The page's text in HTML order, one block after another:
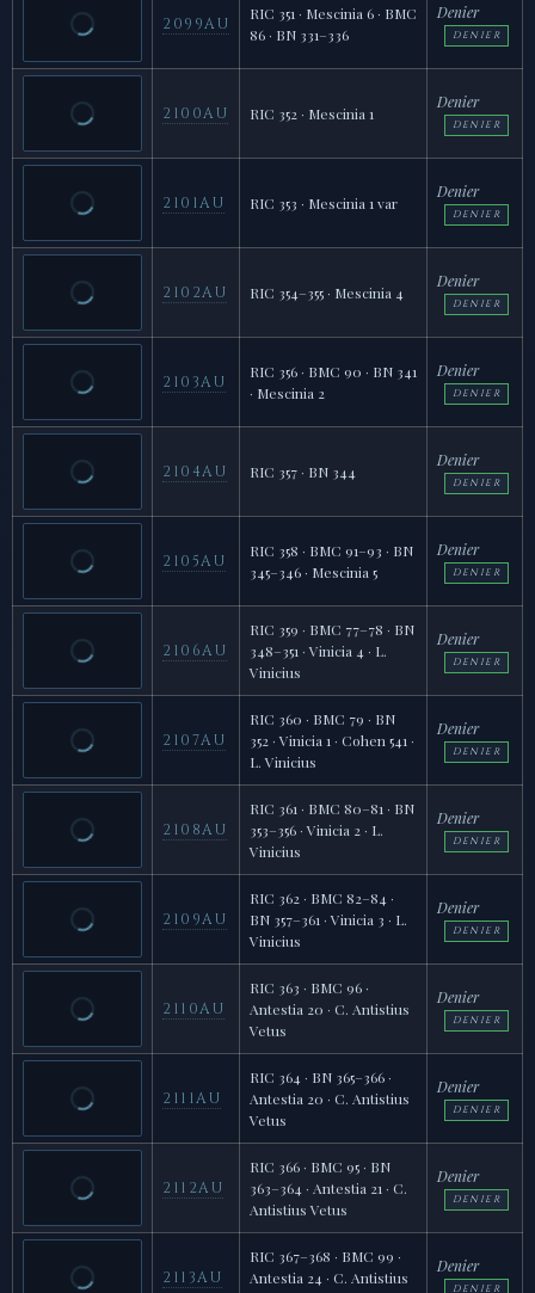
2099AU
RIC 351 · Mescinia 6 · BMC
86 · BN 331–336
Denier
DENIER
2100AU RIC 352 · Mescinia 1
Denier
DENIER
2101AU RIC 353 · Mescinia 1 var
Denier
DENIER
2102AU RIC 354–355 · Mescinia 4
Denier
DENIER
2103AU
RIC 356 · BMC 90 · BN 341
· Mescinia 2
Denier
DENIER
2104AU RIC 357 · BN 344
Denier
DENIER
2105AU
RIC 358 · BMC 91–93 · BN
345–346 · Mescinia 5
Denier
DENIER
2106AU
RIC 359 · BMC 77–78 · BN
348–351 · Vinicia 4 · L.
Vinicius
Denier
DENIER
2107AU
RIC 360 · BMC 79 · BN
352 · Vinicia 1 · Cohen 541 ·
L. Vinicius
Denier
DENIER
2108AU
RIC 361 · BMC 80–81 · BN
353–356 · Vinicia 2 · L.
Vinicius
Denier
DENIER
2109AU
RIC 362 · BMC 82–84 ·
BN 357–361 · Vinicia 3 · L.
Vinicius
Denier
DENIER
2110AU
RIC 363 · BMC 96 ·
Antestia 20 · C. Antistius
Vetus
Denier
DENIER
2111AU
RIC 364 · BN 365–366 ·
Antestia 20 · C. Antistius
Vetus
Denier
DENIER
2112AU
RIC 366 · BMC 95 · BN
363–364 · Antestia 21 · C.
Antistius Vetus
Denier
DENIER
2113AU
RIC 367–368 · BMC 99 ·
Antestia 24 · C. Antistius
Denier
DENIER